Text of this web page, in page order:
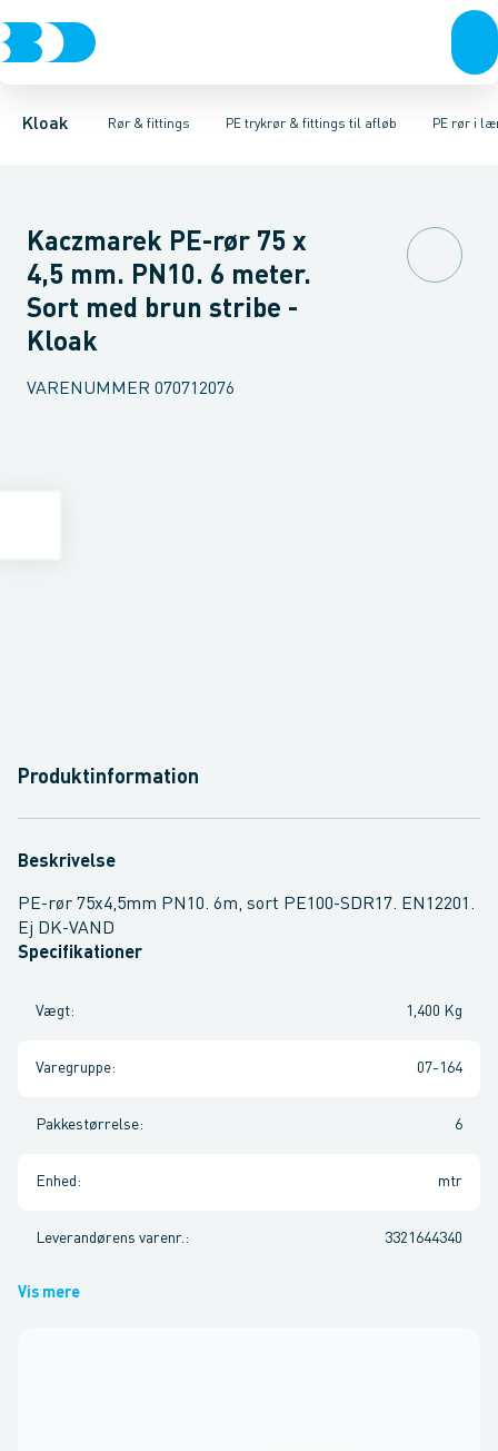
Kloak Rør & fittings
Rør & fittingsBrøndeBrøndgodsLinjeafvandingTanke,
PE trykrør & fittings til afløb
Glatte rør & fittingsLette rør & fittingsAnlægsrør & fittings
PE rør i
PE rør i ruller PE rør i længderPE EL vinklerPE EL T-stykker
Kaczmarek PE-rør 75 x
4,5 mm. PN10. 6 meter.
Sort med brun stribe -
Kloak
VARENUMMER 070712076
Produktinformation
Beskrivelse
PE-rør 75x4,5mm PN10. 6m, sort PE100-SDR17. EN12201.
Ej DK-VAND
Specifikationer
Vægt: 1,400 Kg
Varegruppe: 07-164
Pakkestørrelse: 6
Enhed : mtr
Leverandørens varenr. : 3321644340
Vis mere